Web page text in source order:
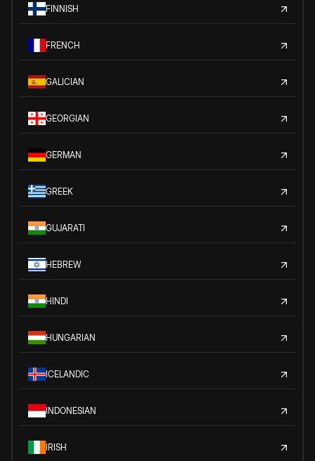
FINNISH
FRENCH
GALICIAN
GEORGIAN
GERMAN
GREEK
GUJARATI
HEBREW
HINDI
HUNGARIAN
ICELANDIC
INDONESIAN
IRISH